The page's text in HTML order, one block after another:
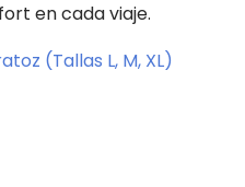
en cada viaje.
(Tallas L, M, XL)